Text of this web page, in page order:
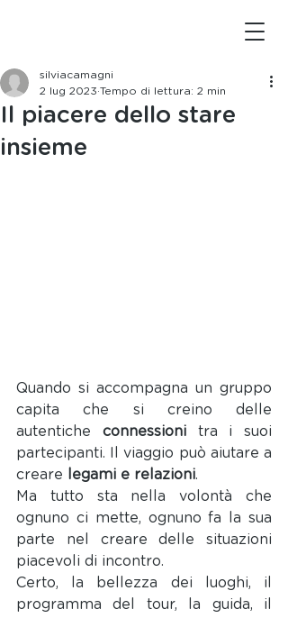
Il piacere dello stare
insieme
silviacamagni
2 lug 2023 Tempo di lettura: 2 min
Quando si accompagna un gruppo
capita che si creino delle
autentiche connessioni tra i suoi
partecipanti. Il viaggio può aiutare a
creare
legami e relazioni.
Ma tutto sta nella volontà che
ognuno ci mette, ognuno fa la sua
parte nel creare delle situazioni
piacevoli di incontro.
Certo, la bellezza dei luoghi, il
programma del tour, la guida, il